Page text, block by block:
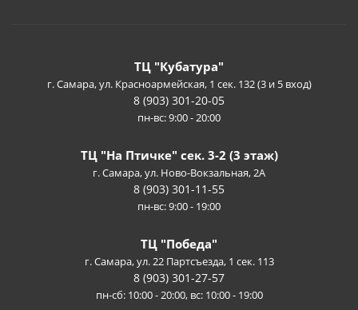
ТЦ "Кубатура"
г. Самара, ул. Красноармейская, 1 сек. 132 (3 и 5 вход)
8 (903) 301-20-05
пн-вс: 9:00 - 20:00
ТЦ "На Птичке" сек. 3-2 (3 этаж)
г. Самара, ул. Ново-Вокзальная, 2А
8 (903) 301-11-55
пн-вс: 9:00 - 19:00
ТЦ "Победа"
г. Самара, ул. 22 Партсъезда, 1 сек. 113
8 (903) 301-27-57
пн-сб: 10:00 - 20:00, вс: 10:00 - 19:00